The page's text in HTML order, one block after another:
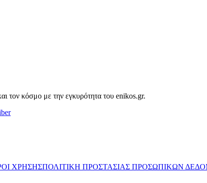
τον κόσμο με την εγκυρότητα του enikos.gr.
ΧΡΗΣΗΣΠΟΛΙΤΙΚΗ ΠΡΟΣΤΑΣΙΑΣ ΠΡΟΣΩΠΙΚΩΝ